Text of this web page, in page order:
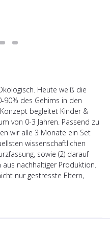
Heute weiß die
90% des Gehirns in den
begleitet Kinder &
von 0-3 Jahren. Passend zu
wir alle 3 Monate ein Set
wissenschaftlichen
sowie (2) darauf
nachhaltiger Produktion.
nur gestresste Eltern,